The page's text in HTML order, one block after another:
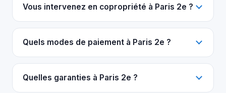
Vous intervenez en copropriété à Paris 2e ?
Quels modes de paiement à Paris 2e ?
Quelles garanties à Paris 2e ?